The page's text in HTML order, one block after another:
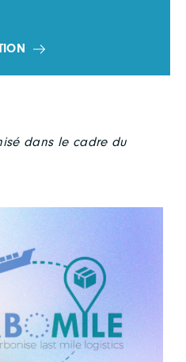
dans le cadre du